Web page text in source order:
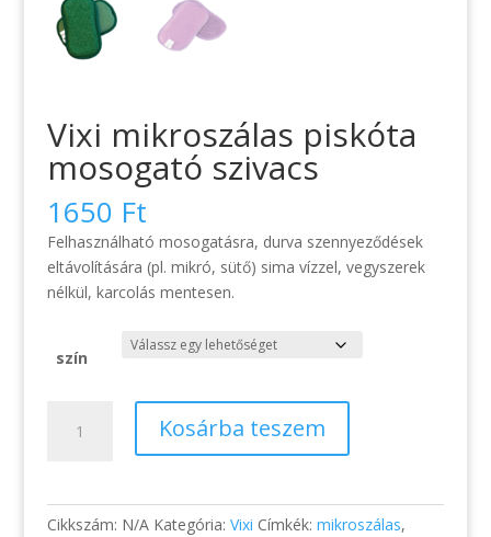
Vixi mikroszálas piskóta
mosogató szivacs
1650 Ft
Felhasználható mosogatásra, durva szennyeződések
eltávolítására (pl. mikró, sütő) sima vízzel, vegyszerek
nélkül, karcolás mentesen.
szín
mikroszálas
Kosárba teszem
Cikkszám: N/A Kategória: Vixi Címkék: mikroszálas,